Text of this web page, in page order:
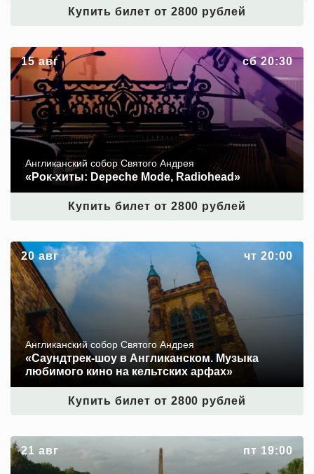
Купить билет от 2800 рублей
Купить билет от 2800 рублей
«Рок-хиты: Depeche Mode, Radiohead»
Англиканский собор Святого Андрея
«Рок-хиты: Depeche Mode, Radiohead»
15 авг сб 20:30
Купить билет от 2800 рублей
«Саундтрек-шоу в Англиканском. Музыка любимого
кино на кельтских арфах»
Англиканский собор Святого Андрея
«Саундтрек-шоу в Англиканском. Музыка
любимого кино на кельтских арфах»
20 авг чт 20:00
«Моцарт. Маленькая ночная серенада. Бетховен.
Лунная соната. Чайковский. Щелкунчик»
21 авг пт 19:00